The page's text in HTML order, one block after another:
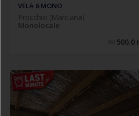
VELA 6 MONO
Procchio (Marciana)
Monolocale
500.0
Appartamenti "Vela" - Loc.